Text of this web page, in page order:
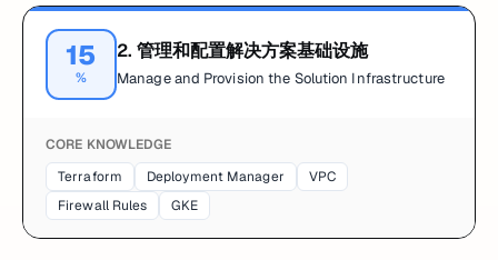
15
%
2. 管理和配置解决方案基础设施
Manage and Provision the Solution Infrastructure
CORE KNOWLEDGE
Terraform
Deployment Manager
VPC
Firewall Rules
GKE